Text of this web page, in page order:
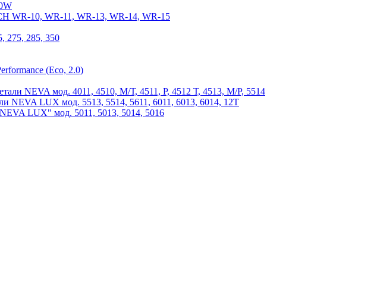
WR-10, WR-11, WR-13, WR-14, WR-15
275, 285, 350
(Eco, 2.0)
NEVA мод. 4011, 4510, М/Т, 4511, P, 4512 Т, 4513, М/Р, 5514
NEVA LUX мод. 5513, 5514, 5611, 6011, 6013, 6014, 12Т
LUX" мод. 5011, 5013, 5014, 5016